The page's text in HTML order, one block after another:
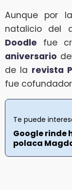
Aunque por
natalicio del
Doodle fue
aniversario
de la revista
fue
Te puede
Google rinde
polaca